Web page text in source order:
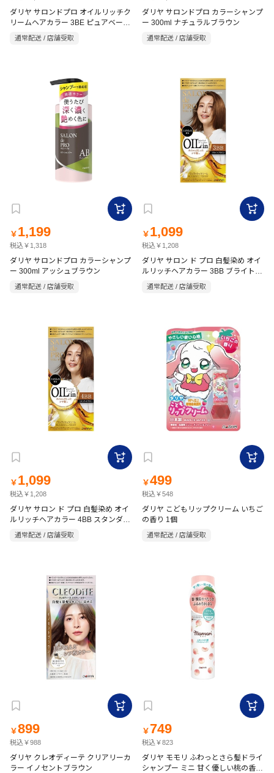
ダリヤ サロンドプロ オイルリッチク
リームヘアカラー 3BE ピュアベージ
ュ 【医薬部外品】
通常配送 / 店舗受取
ダリヤ サロンドプロ カラーシャンプ
ー 300ml ナチュラルブラウン
通常配送 / 店舗受取
￥ 1,199
税込￥1,318
ダリヤ サロンドプロ カラーシャンプ
ー 300ml アッシュブラウン
通常配送 / 店舗受取
￥ 1,099
税込￥1,208
ダリヤ サロン ド プロ 白髪染め オイ
ルリッチヘアカラー 3BB ブライトブ
ラウン【医薬部外品】
通常配送 / 店舗受取
￥ 1,099
税込￥1,208
ダリヤ サロン ド プロ 白髪染め オイ
ルリッチヘアカラー 4BB スタンダー
ドブラウン【医薬部外品】
通常配送 / 店舗受取
￥499
税込￥548
ダリヤ こどもリップクリーム いちご
の香り 1個
通常配送 / 店舗受取
￥899
税込￥988
ダリヤ クレオディーテ クリアリーカ
ラー イノセントブラウン
￥ 749
税込￥823
ダリヤ モモリ ふわっとさら髪ドライ
シャンプー ミニ 甘く優しい桃の香り